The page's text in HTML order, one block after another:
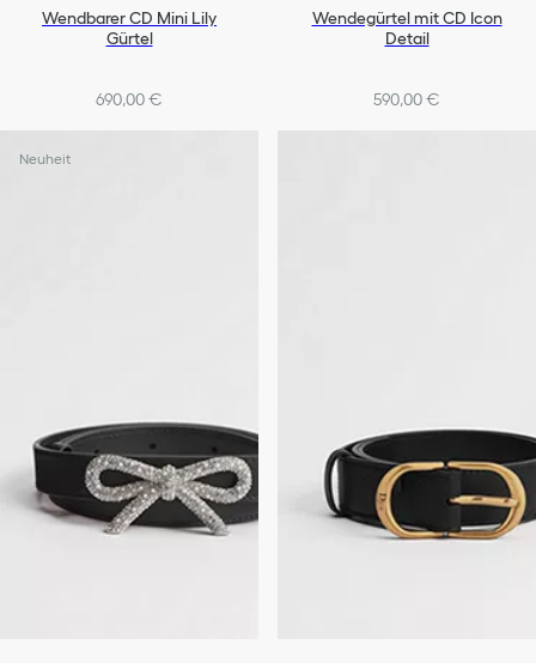
Wendbarer CD Mini Lily
Gürtel
690,00 €
Wendegürtel mit CD Icon
Detail
590,00 €
Neuheit